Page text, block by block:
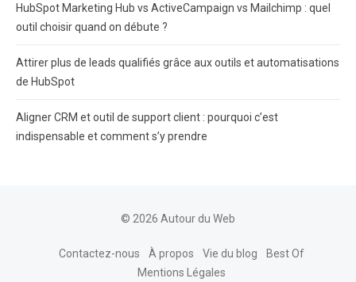
HubSpot Marketing Hub vs ActiveCampaign vs Mailchimp : quel
outil choisir quand on débute ?
Attirer plus de leads qualifiés grâce aux outils et automatisations
de HubSpot
Aligner CRM et outil de support client : pourquoi c’est
indispensable et comment s’y prendre
© 2026 Autour du Web
Contactez-nous À propos Vie du blog
Best Of
Mentions Légales